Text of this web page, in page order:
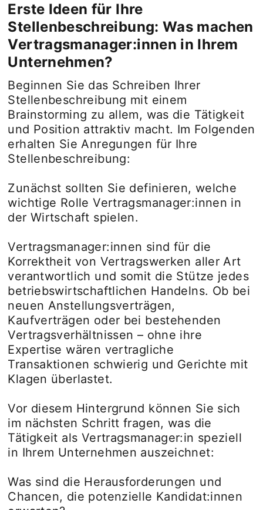
Erste Ideen für Ihre
Stellenbeschreibung: Was machen
Vertragsmanager:innen in Ihrem
Unternehmen?
Beginnen Sie das Schreiben Ihrer
Stellenbeschreibung mit einem
Brainstorming zu allem, was die Tätigkeit
und Position attraktiv macht. Im Folgenden
erhalten Sie Anregungen für Ihre
Stellenbeschreibung:
Zunächst sollten Sie definieren, welche
wichtige Rolle Vertragsmanager:innen in
der Wirtschaft spielen.
Vertragsmanager:innen sind für die
Korrektheit von Vertragswerken aller Art
verantwortlich und somit die Stütze jedes
betriebswirtschaftlichen Handelns. Ob bei
neuen Anstellungsverträgen,
Kaufverträgen oder bei bestehenden
Vertragsverhältnissen – ohne ihre
Expertise wären vertragliche
Transaktionen schwierig und Gerichte mit
Klagen überlastet.
Vor diesem Hintergrund können Sie sich
im nächsten Schritt fragen, was die
Tätigkeit als Vertragsmanager:in speziell
in Ihrem Unternehmen auszeichnet:
Was sind die Herausforderungen und
Chancen, die potenzielle Kandidat:innen